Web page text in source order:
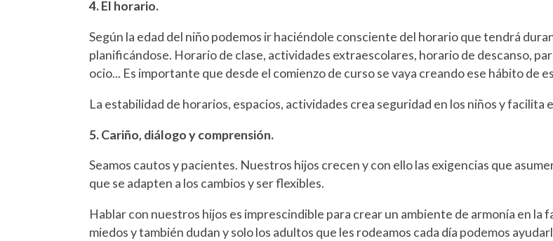
4. El horario.
Según la edad del niño podemos ir haciéndole consciente del horario que tendrá
planificándose. Horario de clase, actividades extraescolares, horario de descanso,
ocio... Es importante que desde el comienzo de curso se vaya creando ese hábito de
La estabilidad de horarios, espacios, actividades crea seguridad en los niños y
5. Cariño, diálogo y comprensión.
Seamos cautos y pacientes. Nuestros hijos crecen y con ello las exigencias que
que se adapten a los cambios y ser flexibles.
Hablar con nuestros hijos es imprescindible para crear un ambiente de armonía en la
miedos y también dudan y solo los adultos que les rodeamos cada día podemos